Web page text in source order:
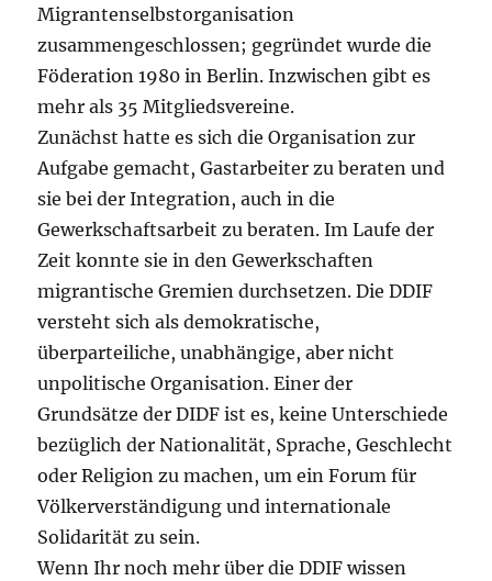
Migrantenselbstorganisation
zusammengeschlossen; gegründet wurde die
Föderation 1980 in Berlin. Inzwischen gibt es
mehr als 35 Mitgliedsvereine.
Zunächst hatte es sich die Organisation zur
Aufgabe gemacht, Gastarbeiter zu beraten und
sie bei der Integration, auch in die
Gewerkschaftsarbeit zu beraten. Im Laufe der
Zeit konnte sie in den Gewerkschaften
migrantische Gremien durchsetzen. Die DDIF
versteht sich als demokratische,
überparteiliche, unabhängige, aber nicht
unpolitische Organisation. Einer der
Grundsätze der DIDF ist es, keine Unterschiede
bezüglich der Nationalität, Sprache, Geschlecht
oder Religion zu machen, um ein Forum für
Völkerverständigung und internationale
Solidarität zu sein.
Wenn Ihr noch mehr über die DDIF wissen